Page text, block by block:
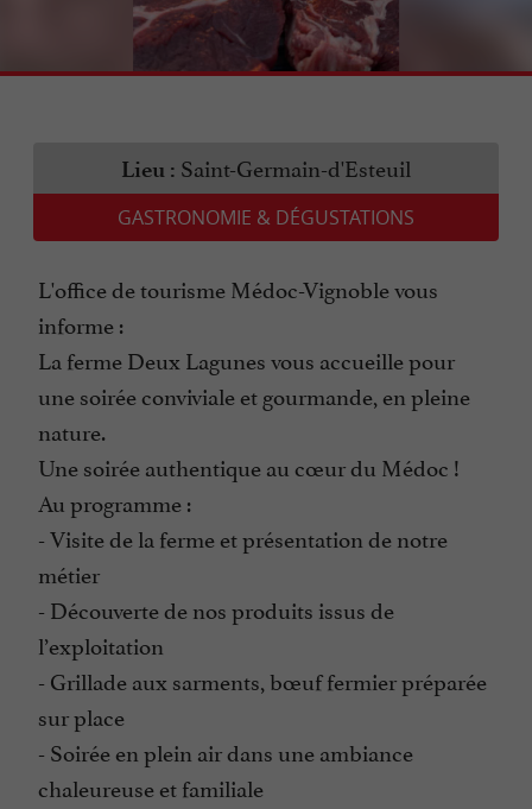
Lieu : Saint-Germain-d'Esteuil
GASTRONOMIE & DÉGUSTATIONS
L'office de tourisme Médoc-Vignoble vous
informe :
La ferme Deux Lagunes vous accueille pour
une soirée conviviale et gourmande, en pleine
nature.
Une soirée authentique au cœur du Médoc !
Au programme :
- Visite de la ferme et présentation de notre
métier
- Découverte de nos produits issus de
l’exploitation
- Grillade aux sarments, bœuf fermier préparée
sur place
- Soirée en plein air dans une ambiance
chaleureuse et familiale